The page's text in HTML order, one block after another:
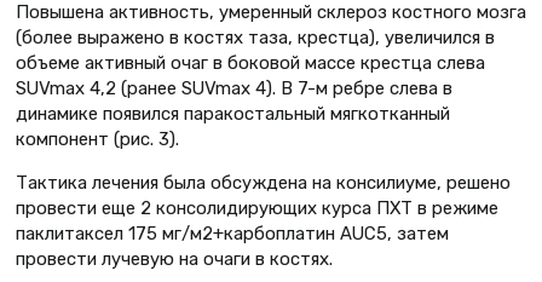
Повышена активность, умеренный склероз костного мозга
(более выражено в костях таза, крестца), увеличился в
объеме активный очаг в боковой массе крестца слева
SUVmax 4,2 (ранее SUVmax 4). В 7-м ребре слева в
динамике появился паракостальный мягкотканный
компонент (рис. 3).
Тактика лечения была обсуждена на консилиуме, решено
провести еще 2 консолидирующих курса ПХТ в режиме
паклитаксел 175 мг/м2+карбоплатин AUC5, затем
провести лучевую на очаги в костях.